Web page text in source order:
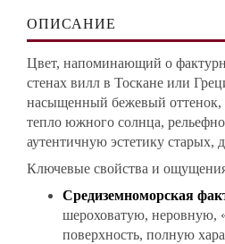
ОПИСАНИЕ
Цвет, напоминающий о
стенах вилл в Тоскане или
насыщенный бежевый оттенок,
тепло южного солнца,
аутентичную эстетику старых,
Ключевые свойства и
Средиземноморская
шероховатую,
поверхность, полную